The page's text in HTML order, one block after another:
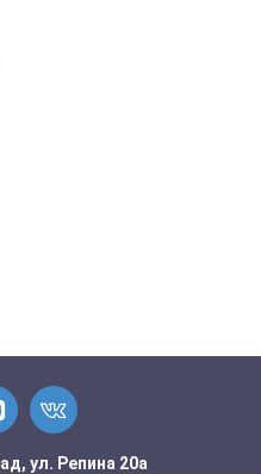
ул. Репина 20а